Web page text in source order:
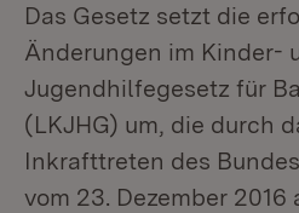
Das Gesetz setzt die
Änderungen im Kinder-
Jugendhilfegesetz für
(LKJHG) um, die durch
Inkrafttreten des
vom 23. Dezember 2016